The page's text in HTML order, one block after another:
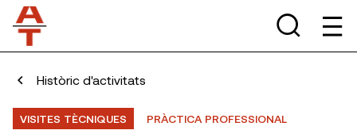
Històric d'activitats
VISITES TÈCNIQUES PRÀCTICA PROFESSIONAL